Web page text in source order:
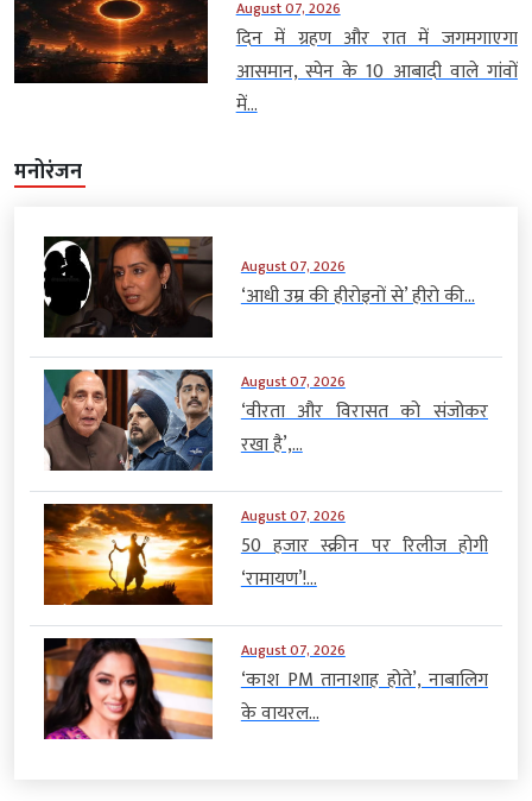
August 07, 2026
दिन में ग्रहण और रात में जगमगाएगा
आसमान, स्पेन के 10 आबादी वाले गांवों
में...
मनोरंजन
August 07, 2026
‘आधी उम्र की हीरोइनों से’ हीरो की...
August 07, 2026
‘वीरता और विरासत को संजोकर
रखा है’,...
August 07, 2026
50 हजार स्क्रीन पर रिलीज होगी
‘रामायण’!...
August 07, 2026
‘काश PM तानाशाह होते’, नाबालिग
के वायरल...